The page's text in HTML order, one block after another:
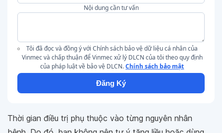
Nội dung cần tư vấn
Tôi đã đọc và đồng ý với Chính sách bảo vệ dữ liệu cá nhân của
Vinmec và chấp thuận để Vinmec xử lý DLCN của tôi theo quy định
của pháp luật về bảo vệ DLCN.Chính sách bảo mật
Đăng Ký
Thời gian điều trị phụ thuộc vào từng nguyên nhân